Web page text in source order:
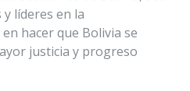
líderes en la
hacer que Bolivia se
justicia y progreso